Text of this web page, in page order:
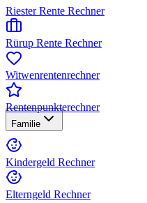
Riester Rente Rechner
Rürup Rente Rechner
Witwenrentenrechner
Rentenpunkterechner
Familie
Kindergeld Rechner
Elterngeld Rechner